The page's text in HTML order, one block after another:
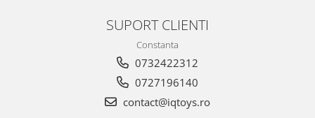
SUPORT CLIENTI
Constanta
0732422312
0727196140
contact@iqtoys.ro